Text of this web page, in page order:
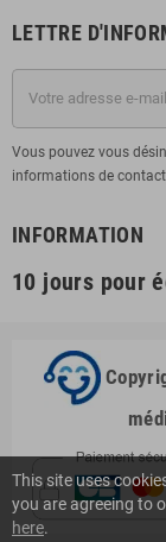
LETTRE
Vous pouvez vous
informations de
INFORMATION
10 jours pour
This site uses
you are agreeing to
here.